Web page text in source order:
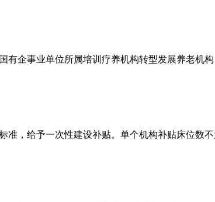
企事业单位所属培训疗养机构转型发展养老机
，给予一次性建设补贴。单个机构补贴床位数